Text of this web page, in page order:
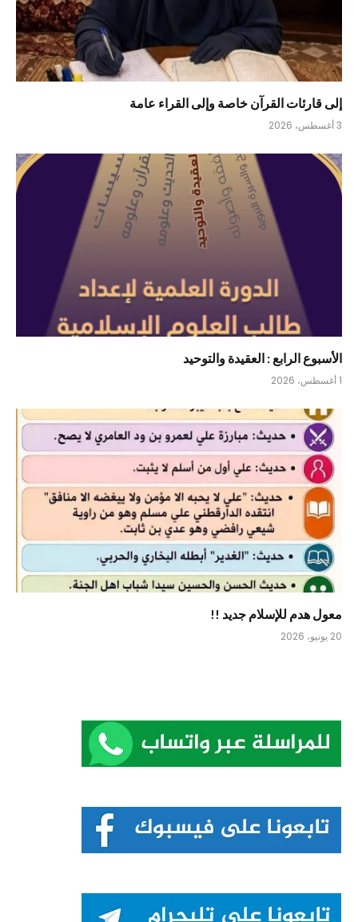
إلى قارئات القرآن خاصة وإلى القراء عامة
3 أغسطس، 2026
الأسبوع الرابع : العقيدة والتوحيد
1 أغسطس، 2026
معول هدم للإسلام جديد !!
20 يونيو، 2026